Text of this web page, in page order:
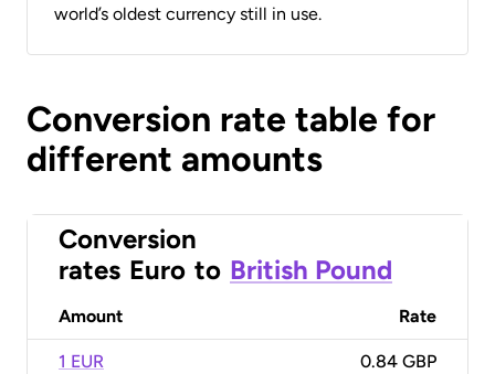
world’s oldest currency still in use.
Conversion rate table for
different amounts
Conversion
rates Euro to British Pound
Amount Rate
1 EUR 0.84 GBP